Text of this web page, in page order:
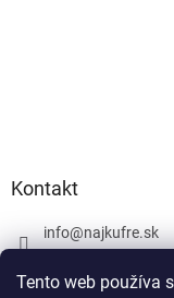
Tento web používa
Kontakt
info@najkufre.sk